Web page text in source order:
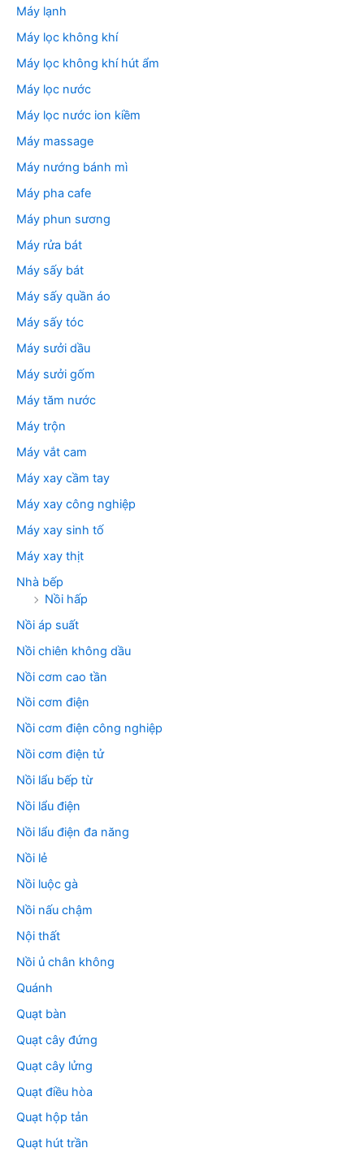
Máy lạnh
Máy lọc không khí
Máy lọc không khí hút ẩm
Máy lọc nước
Máy lọc nước ion kiềm
Máy massage
Máy nướng bánh mì
Máy pha cafe
Máy phun sương
Máy rửa bát
Máy sấy bát
Máy sấy quần áo
Máy sấy tóc
Máy sưởi dầu
Máy sưởi gốm
Máy tăm nước
Máy trộn
Máy vắt cam
Máy xay cầm tay
Máy xay công nghiệp
Máy xay sinh tố
Máy xay thịt
Nhà bếp
Nồi hấp
Nồi áp suất
Nồi chiên không dầu
Nồi cơm cao tần
Nồi cơm điện
Nồi cơm điện công nghiệp
Nồi cơm điện tử
Nồi lẩu bếp từ
Nồi lẩu điện
Nồi lẩu điện đa năng
Nồi lẻ
Nồi luộc gà
Nồi nấu chậm
Nội thất
Nồi ủ chân không
Quánh
Quạt bàn
Quạt cây đứng
Quạt cây lửng
Quạt điều hòa
Quạt hộp tản
Quạt hút trần